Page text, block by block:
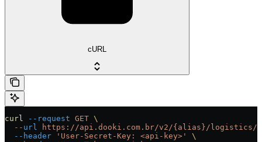
cURL
curl --request GET \
  --url
https://api.dooki.com.br/v2/{alias}/logistics/
  --header
'User-Secret-Key: <api-key>'
\